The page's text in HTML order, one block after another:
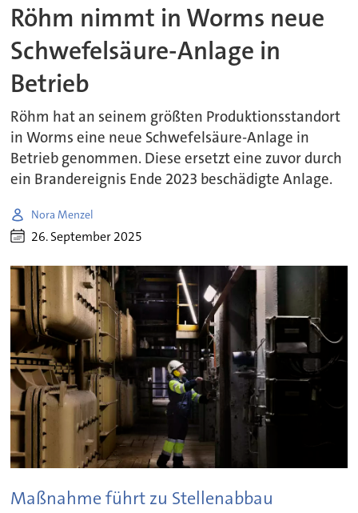
Röhm nimmt in Worms neue
Schwefelsäure-Anlage in
Betrieb
Röhm hat an seinem größten Produktionsstandort
in Worms eine neue Schwefelsäure-Anlage in
Betrieb genommen. Diese ersetzt eine zuvor durch
ein Brandereignis Ende 2023 beschädigte Anlage.
Nora Menzel
26. September 2025
Maßnahme führt zu Stellenabbau